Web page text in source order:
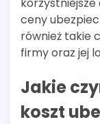
ceny
również takie
firmy oraz jej
Jakie
koszt